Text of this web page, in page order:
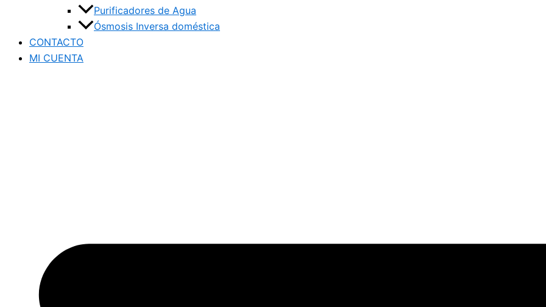
Purificadores de Agua
Ósmosis Inversa doméstica
CONTACTO
MI CUENTA